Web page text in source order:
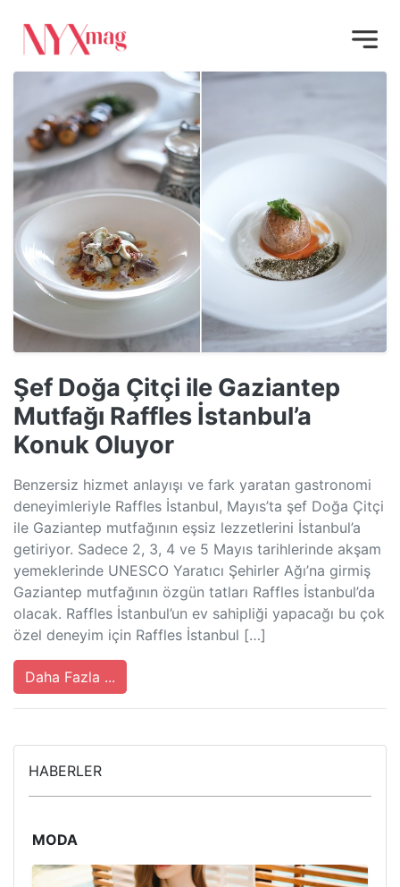
Şef Doğa Çitçi ile Gaziantep
Mutfağı Raffles İstanbul’a
Konuk Oluyor
Benzersiz hizmet anlayışı ve fark yaratan gastronomi
deneyimleriyle Raffles İstanbul, Mayıs’ta şef Doğa Çitçi
ile Gaziantep mutfağının eşsiz lezzetlerini İstanbul’a
getiriyor. Sadece 2, 3, 4 ve 5 Mayıs tarihlerinde akşam
yemeklerinde UNESCO Yaratıcı Şehirler Ağı’na girmiş
Gaziantep mutfağının özgün tatları Raffles İstanbul’da
olacak. Raffles İstanbul’un ev sahipliği yapacağı bu çok
özel deneyim için Raffles İstanbul […]
Daha Fazla ...
HABERLER
MODA